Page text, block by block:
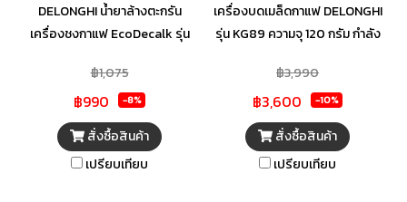
DELONGHI น้ำยาล้างตะกรัน
เครื่องชงกาแฟ EcoDecalk รุ่น
฿1,075
฿990 -8%
สั่งซื้อสินค้า
เปรียบเทียบ
เครื่องบดเมล็ดกาแฟ DELONGHI
รุ่น KG89 ความจุ 120 กรัม กำลัง
120 กรัม สามารถปรับระดับความ
ละเอียดของผงกาแฟถึง 3 ระดับ
สามารถบดเมล็ดกาแฟได้ครั้งละ
12 ถ้วย
฿3,990
฿3,600 -10%
สั่งซื้อสินค้า
เปรียบเทียบ